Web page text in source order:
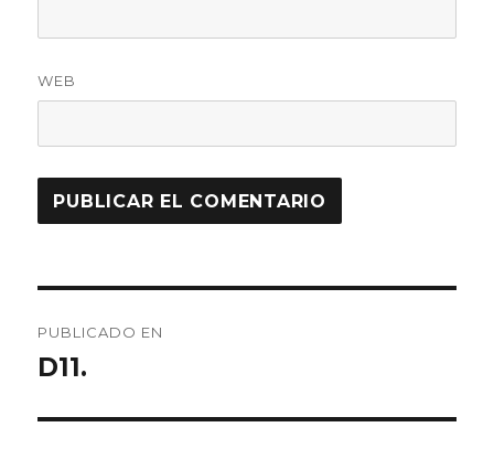
WEB
de
PUBLICADO EN
D11.